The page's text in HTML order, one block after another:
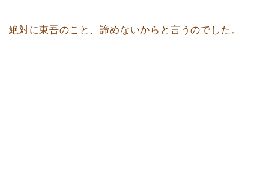
絶対に東吾のこと、諦めないからと言うのでした。